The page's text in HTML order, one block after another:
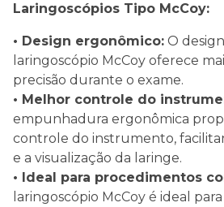
Laringoscópios Tipo McCoy:
• Design ergonômico: O
laringoscópio McCoy oferece
precisão durante o exame.
• Melhor controle do
empunhadura ergonômica
controle do instrumento,
e a visualização da laringe.
• Ideal para procedimentos
laringoscópio McCoy é ideal